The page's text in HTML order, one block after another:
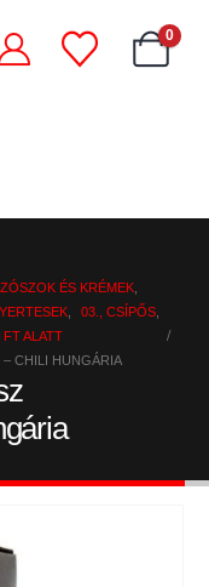
0
ÉS KRÉMEK
03., CSÍPŐS
FT ALATT
CHILI HUNGÁRIA